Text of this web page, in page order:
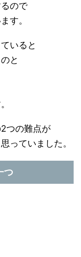
ので
す。
いると
と
つの難点が
っていました。
つ